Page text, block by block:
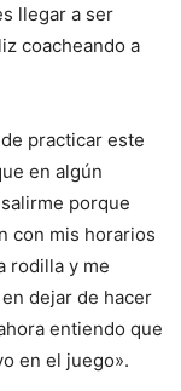
llegar a ser
coacheando a
practicar este
en algún
porque
con mis horarios
rodilla y me
dejar de hacer
entiendo que
en el juego».